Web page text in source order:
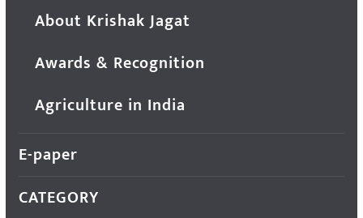
About Krishak Jagat
Awards & Recognition
Agriculture in India
E-paper
CATEGORY